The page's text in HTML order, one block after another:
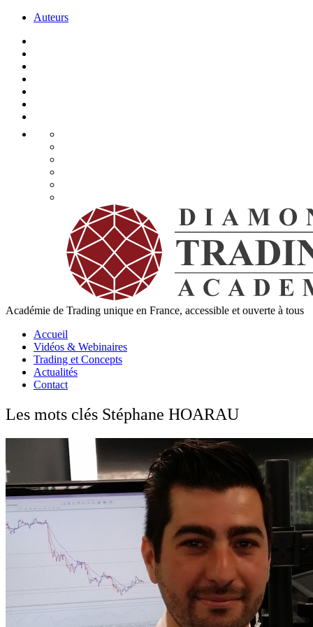
Auteurs
Académie de Trading unique en France, accessible et ouverte à tous
Accueil
Vidéos & Webinaires
Trading et Concepts
Actualités
Contact
Les mots clés Stéphane HOARAU